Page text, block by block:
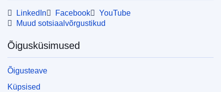
LinkedIn Facebook
YouTube
Muud sotsiaalvõrgustikud
Õigusküsimused
Õigusteave
Küpsised